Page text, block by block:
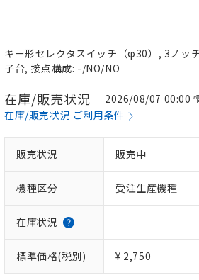
キー形セレクタスイッチ（φ30）, 3ノッ
子台, 接点構成: -/NO/NO
在庫/販売状況
2026/08/07 00:00
在庫/販売状況 ご利用条件
販売状況 販売中
機種区分 受注生産機種
在庫状況
標準価格(税別) ¥ 2,750